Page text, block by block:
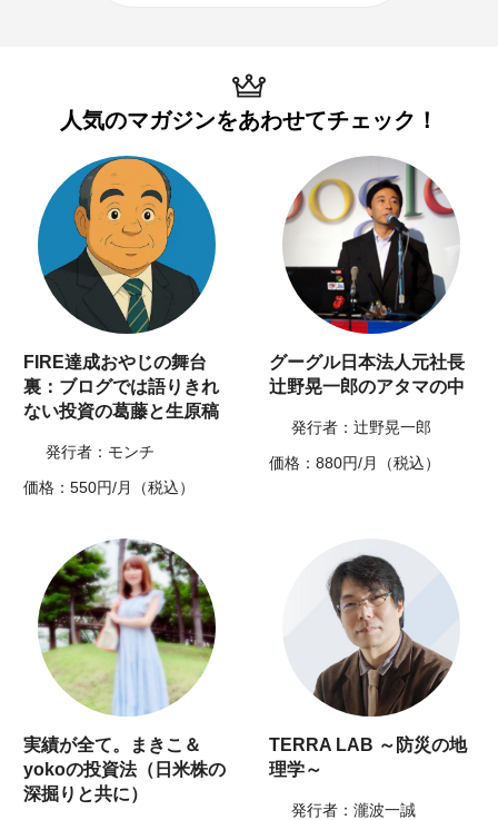
人気のマガジンをあわせてチェック！
FIRE達成おやじの舞台
裏：ブログでは語りきれ
ない投資の葛藤と生原稿
発行者：モンチ
価格：550円/月（税込）
グーグル日本法人元社長
辻野晃一郎のアタマの中
発行者：辻野晃一郎
価格：880円/月（税込）
実績が全て。まきこ＆
yokoの投資法（日米株の
深掘りと共に）
TERRA LAB ～防災の地
理学～
発行者：瀧波一誠